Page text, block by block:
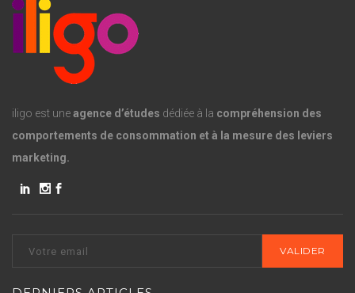
iligo est uneagence d’études dédiée à la compréhension des
comportements de consommation et à la mesure des leviers
marketing.